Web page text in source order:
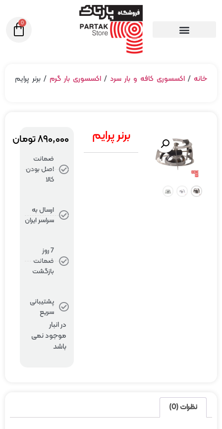
0
خانه / اکسسوری کافه و بار سرد / اکسسوری بار گرم / برنر پرایم
برنر پرایم ۸۹۰,۰۰۰تومان
ضمانت
اصل بودن
کالا
ارسال به
سراسر ایران
7 روز
ضمانت
بازگشت
پشتیبانی
سریع
در انبار
موجود نمی
باشد
نظرات (0)